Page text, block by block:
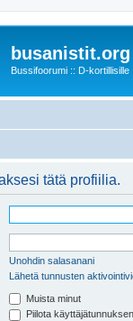
busanistit.org
Bussifoorumi :: D-kortillisille
tätä profiilia.
Unohdin salasanani
Lähetä tunnusten
Muista minut
Piilota